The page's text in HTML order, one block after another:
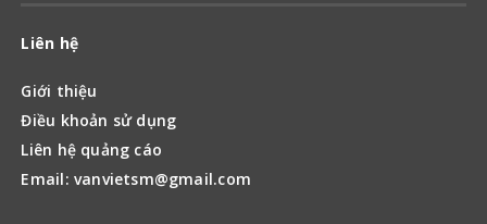
Liên hệ
Giới thiệu
Điều khoản sử dụng
Liên hệ quảng cáo
Email: vanvietsm@gmail.com